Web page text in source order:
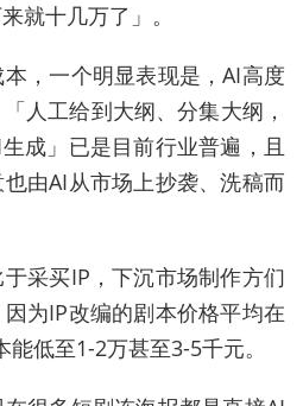
就十几万了」。
，一个明显表现是，AI高度
人工给到大纲、分集大纲，
成」已是目前行业普遍，且
由AI从市场上抄袭、洗稿而
采买IP，下沉市场制作方们
为IP改编的剧本价格平均在
低至1-2万甚至3-5千元。